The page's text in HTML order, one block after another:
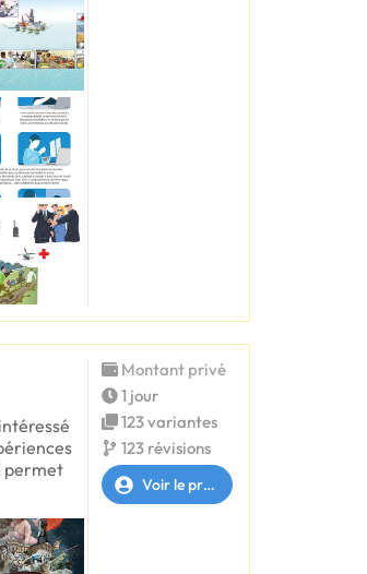
permet
Montant privé
1 jour
123 variantes
123 révisions
Voir le profil